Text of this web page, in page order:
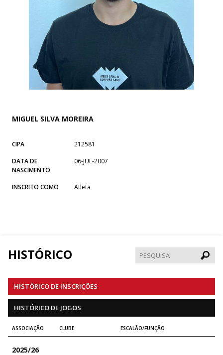
MIGUEL SILVA MOREIRA
CIPA
212581
DATA DE
NASCIMENTO
06-JUL-2007
INSCRITO COMO Atleta
HISTÓRICO
HISTÓRICO DE INSCRIÇÕES
HISTÓRICO DE JOGOS
ASSOCIAÇÃO CLUBE ESCALÃO/FUNÇÃO
2025/26